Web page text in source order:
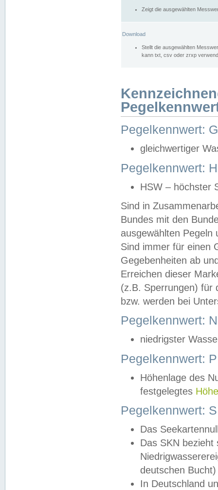
Zeigt die ausgewählten
Download
Stellt die ausgewählten
kann txt, csv oder zrxp
Pegelkennwert:
gleichwertiger
Pegelkennwert:
HSW – höchster
Sind in
Bundes mit den
ausgewählten
Sind immer für einen
Gegebenheiten ab
Erreichen dieser
(z.B. Sperrungen) für
bzw. werden bei
Pegelkennwert:
niedrigster
Pegelkennwert:
Höhenlage des
festgelegtes
Pegelkennwert:
Das
Das SKN
deutschen
In Deutschland